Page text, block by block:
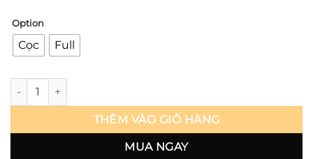
Option
Cọc Full
Chainsaw Man - Reze - Dreamdoll studio số lượng
THÊM VÀO GIỎ HÀNG
MUA NGAY